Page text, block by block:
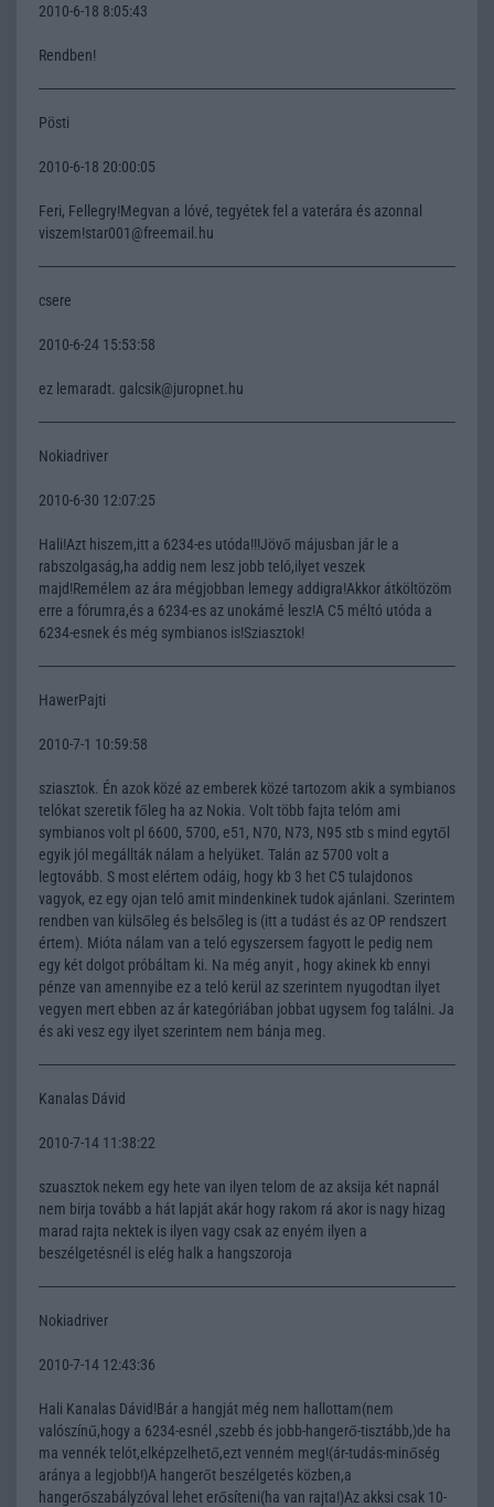
2010-6-18 8:05:43
Rendben!
Pösti
2010-6-18 20:00:05
Feri, Fellegry!Megvan a lóvé, tegyétek fel a vaterára és azonnal
viszem!star001@freemail.hu
csere
2010-6-24 15:53:58
ez lemaradt. galcsik@juropnet.hu
Nokiadriver
2010-6-30 12:07:25
Hali!Azt hiszem,itt a 6234-es utóda!!!Jövő májusban jár le a
rabszolgaság,ha addig nem lesz jobb teló,ilyet veszek
majd!Remélem az ára mégjobban lemegy addigra!Akkor átköltözöm
erre a fórumra,és a 6234-es az unokámé lesz!A C5 méltó utóda a
6234-esnek és még symbianos is!Sziasztok!
HawerPajti
2010-7-1 10:59:58
sziasztok. Én azok közé az emberek közé tartozom akik a symbianos
telókat szeretik főleg ha az Nokia. Volt több fajta telóm ami
symbianos volt pl 6600, 5700, e51, N70, N73, N95 stb s mind egytől
egyik jól megállták nálam a helyüket. Talán az 5700 volt a
legtovább. S most elértem odáig, hogy kb 3 het C5 tulajdonos
vagyok, ez egy ojan teló amit mindenkinek tudok ajánlani. Szerintem
rendben van külsőleg és belsőleg is (itt a tudást és az OP rendszert
értem). Mióta nálam van a teló egyszersem fagyott le pedig nem
egy két dolgot próbáltam ki. Na még anyit , hogy akinek kb ennyi
pénze van amennyibe ez a teló kerül az szerintem nyugodtan ilyet
vegyen mert ebben az ár kategóriában jobbat ugysem fog találni. Ja
és aki vesz egy ilyet szerintem nem bánja meg.
Kanalas Dávid
2010-7-14 11:38:22
szuasztok nekem egy hete van ilyen telom de az aksija két napnál
nem birja tovább a hát lapját akár hogy rakom rá akor is nagy hizag
marad rajta nektek is ilyen vagy csak az enyém ilyen a
beszélgetésnél is elég halk a hangszoroja
Nokiadriver
2010-7-14 12:43:36
Hali Kanalas Dávid!Bár a hangját még nem hallottam(nem
valószínű,hogy a 6234-esnél ,szebb és jobb-hangerő-tisztább,)de ha
ma vennék telót,elképzelhető,ezt venném meg!(ár-tudás-minőség
aránya a legjobb!)A hangerőt beszélgetés közben,a
hangerőszabályzóval lehet erősíteni(ha van rajta!)Az akksi csak 10-